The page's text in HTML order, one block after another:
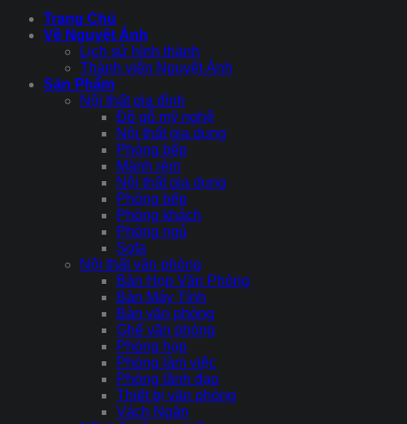
Trang Chủ
Về Nguyệt Ánh
Lịch sử hình thành
Thành viên Nguyệt Ánh
Sản Phẩm
Nội thất gia đình
Đồ gỗ mỹ nghệ
Nội thất gia dụng
Phòng bếp
Mành rèm
Nội thất gia dụng
Phòng bếp
Phòng khách
Phòng ngủ
Sofa
Nội thất văn phòng
Bàn Họp Văn Phòng
Bàn Máy Tính
Bàn văn phòng
Ghế văn phòng
Phòng họp
Phòng làm việc
Phòng lãnh đạo
Thiết bị văn phòng
Vách Ngăn